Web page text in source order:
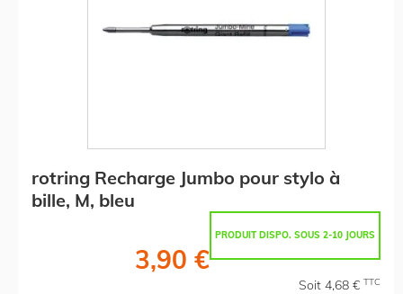
rotring Recharge Jumbo pour stylo à
bille, M, bleu
PRODUIT DISPO. SOUS 2-10 JOURS
3,90 €
Soit 4,68 € TTC